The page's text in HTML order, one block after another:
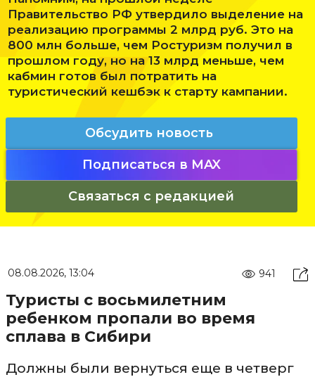
Правительство РФ утвердило выделение на
реализацию программы 2 млрд руб. Это на
800 млн больше, чем Ростуризм получил в
прошлом году, но на 13 млрд меньше, чем
кабмин готов был потратить на
туристический кешбэк к старту кампании.
Обсудить новость
Подписаться в MAX
Связаться с редакцией
08.08.2026, 13:04 941
Туристы с восьмилетним
ребенком пропали во время
сплава в Сибири
Должны были вернуться еще в четверг